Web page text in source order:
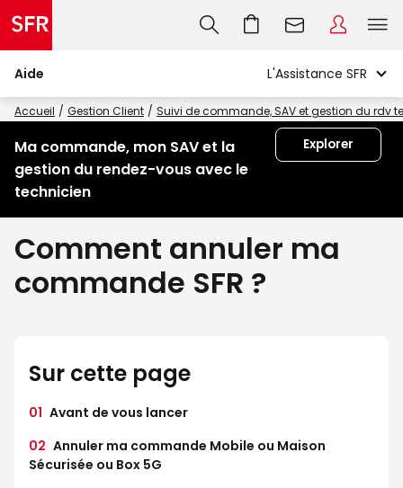
Aide
Accueil Gestion Client Suivi de commande, SAV et gestion du rdv
Ma commande, mon SAV et la
gestion du rendez-vous avec le
technicien
Explorer
Comment annuler ma
commande SFR ?
Sur cette page
01 Avant de vous lancer
02 Annuler ma commande Mobile ou Maison
Sécurisée ou Box 5G